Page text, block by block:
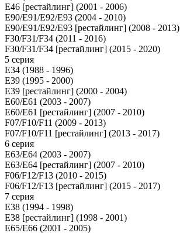
E46 [рестайлинг] (2001 - 2006)
E90/E91/E92/E93 (2004 - 2010)
E90/E91/E92/E93 [рестайлинг] (2008 - 2013)
F30/F31/F34 (2011 - 2016)
F30/F31/F34 [рестайлинг] (2015 - 2020)
5 серия
E34 (1988 - 1996)
E39 (1995 - 2000)
E39 [рестайлинг] (2000 - 2004)
E60/E61 (2003 - 2007)
E60/E61 [рестайлинг] (2007 - 2010)
F07/F10/F11 (2009 - 2013)
F07/F10/F11 [рестайлинг] (2013 - 2017)
6 серия
E63/E64 (2003 - 2007)
E63/E64 [рестайлинг] (2007 - 2010)
F06/F12/F13 (2010 - 2015)
F06/F12/F13 [рестайлинг] (2015 - 2017)
7 серия
E38 (1994 - 1998)
E38 [рестайлинг] (1998 - 2001)
E65/E66 (2001 - 2005)